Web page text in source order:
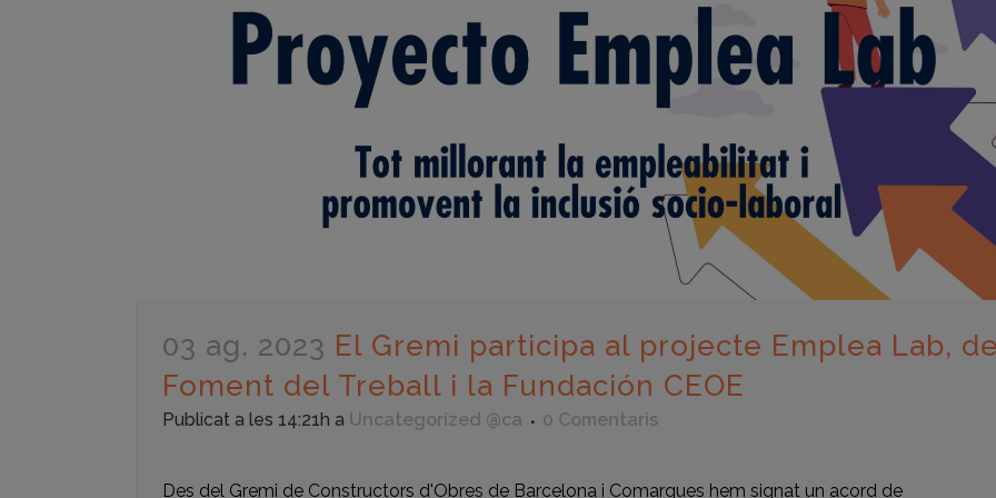
03 ag. 2023 El Gremi participa al projecte Emplea Lab,
Foment del Treball i la Fundación CEOE
Publicat a les 14:21h a Uncategorized @ca 0 Comentaris
Des del Gremi de Constructors d'Obres de Barcelona i Comarques hem signat un acord de